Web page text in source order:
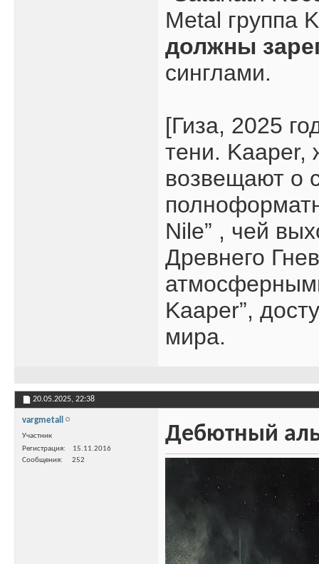
Metal группа
должны
синглами.
[Гиза, 2025
тени. Kaaper,
возвещают о
Nile” , чей
Древнего
Kaaper”,
мира.
20.05.2025, 22:38
vargmetall
Участник
Регистрация
15.11.2016
Сообщения
252
Дебютный